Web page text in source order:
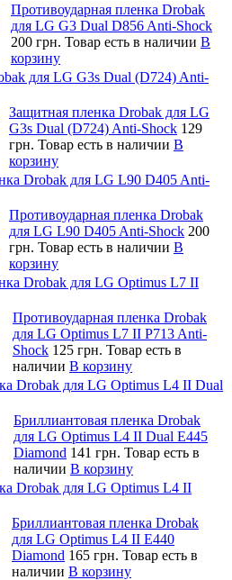
Противоударная пленка Drobak
для LG G3 Dual D856 Anti-Shock
200 грн. Товар есть в наличии В
корзину
для LG G3s Dual (D724) Anti-
Защитная пленка Drobak для LG
G3s Dual (D724) Anti-Shock 129
грн. Товар есть в наличии В
корзину
Drobak для LG L90 D405 Anti-
Противоударная пленка Drobak
для LG L90 D405 Anti-Shock 200
грн. Товар есть в наличии В
корзину
Drobak для LG Optimus L7 II
Противоударная пленка Drobak
для LG Optimus L7 II P713 Anti-
Shock 125 грн. Товар есть в
наличии В корзину
Drobak для LG Optimus L4 II Dual
Бриллиантовая пленка Drobak
для LG Optimus L4 II Dual E445
Diamond 141 грн. Товар есть в
наличии В корзину
Drobak для LG Optimus L4 II
Бриллиантовая пленка Drobak
для LG Optimus L4 II E440
Diamond 165 грн. Товар есть в
наличии В корзину